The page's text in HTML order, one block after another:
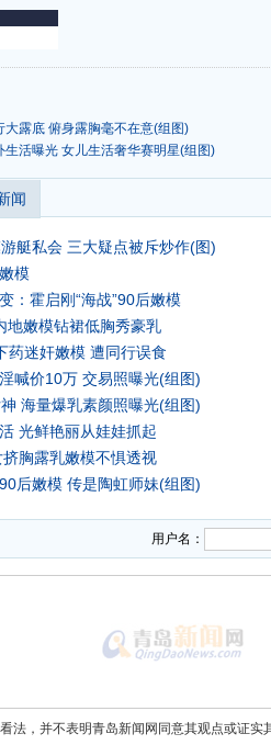
大露底 俯身露胸毫不在意(组图)
生活曝光 女儿生活奢华赛明星(组图)
闻
艇私会 三大疑点被斥炒作(图)
模
：霍启刚“海战”90后嫩模
地嫩模钻裙低胸秀豪乳
药迷奸嫩模 遭同行误食
喊价10万 交易照曝光(组图)
海量爆乳素颜照曝光(组图)
光鲜艳丽从娃娃抓起
胸露乳嫩模不惧透视
后嫩模 传是陶虹师妹(组图)
用户名：
法，并不表明青岛新闻网同意其观点或证实